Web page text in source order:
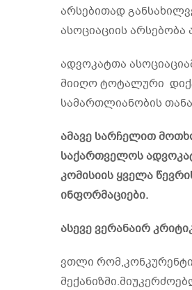
არსებითად
ასოციაციის არსებობა
ადვოკატთა
მიიღო ტოტალური
სამართლიანობის
ამავე სარჩელით
საქართველოს
კომისიის ყველა
ინფორმაციები.
ასევე ვერანაირ
ვთლი